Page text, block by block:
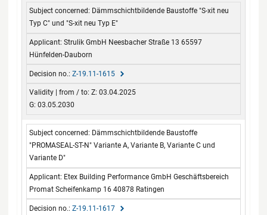
Dämmschichtbildende Baustoffe "S-xit neu
Typ C" und "S-xit neu Typ E"
Strulik GmbH Neesbacher Straße 13 65597
Hünfelden-Dauborn
Z-19.11-1615
Z: 03.04.2025
G: 03.05.2030
Dämmschichtbildende Baustoffe
"PROMASEAL-ST-N" Variante A, Variante B, Variante C und
Variante D"
Etex Building Performance GmbH Geschäftsbereich
Promat Scheifenkamp 16 40878 Ratingen
Z-19.11-1617